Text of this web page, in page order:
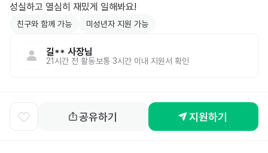
성실하고 열심히 재밌게 일해봐요!
친구와 함께 가능 미성년자 지원 가능
길** 사장님
21시간 전 활동 보통 3시간 이내 지원서 확인
공유하기 지원하기